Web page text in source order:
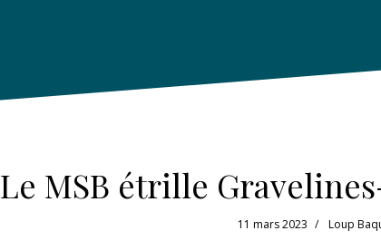
Le MSB étrille
11 mars 2023 Loup